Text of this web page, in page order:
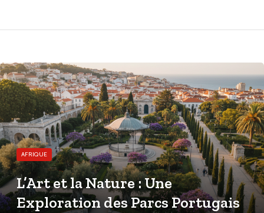
AFRIQUE
L’Art et la Nature : Une
Exploration des Parcs Portugais